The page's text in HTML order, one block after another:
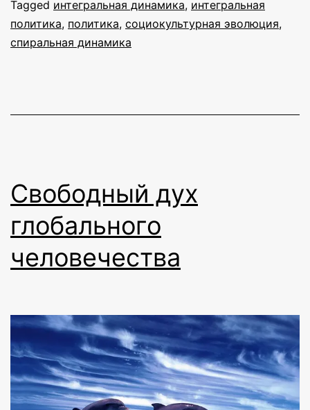
национальной
идентичности
Tagged интегральная динамика, интегральная
политика, политика, социокультурная эволюция,
спиральная динамика
Свободный дух
глобального
человечества